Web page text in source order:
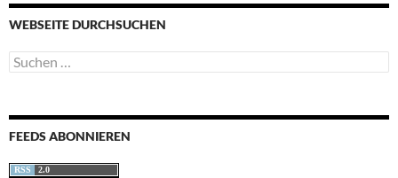
WEBSEITE DURCHSUCHEN
Suchen
nach:
FEEDS ABONNIEREN
RSS
2.0